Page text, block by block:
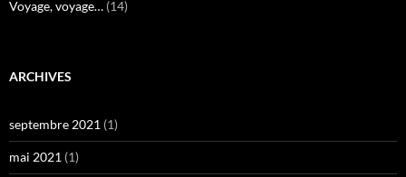
Voyage, voyage… (14)
ARCHIVES
septembre 2021 (1)
mai 2021 (1)